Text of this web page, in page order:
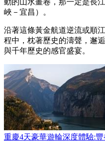
峽－宜昌）。
沿著這條黃金航道逆流或順
程中，枕著歷史的濤聲，邂
與千年歷史的感官盛宴。
重慶4天豪華遊輪深度體驗: